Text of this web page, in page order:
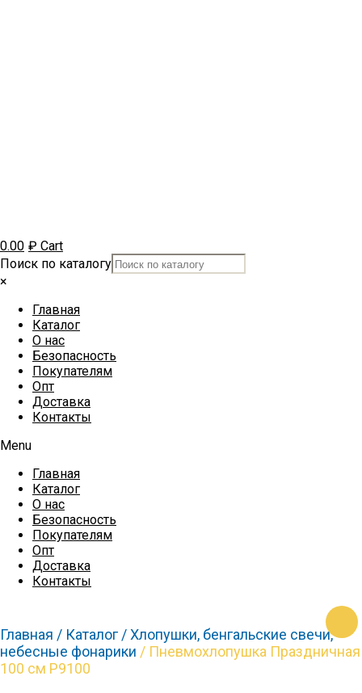
0.00 ₽ Cart
Поиск по каталогу
×
Главная
Каталог
О нас
Безопасность
Покупателям
Опт
Доставка
Контакты
Menu
Главная
Каталог
О нас
Безопасность
Покупателям
Опт
Доставка
Контакты
Главная / Каталог /Хлопушки, бенгальские свечи,
небесные фонарики / Пневмохлопушка Праздничная
100 см Р9100